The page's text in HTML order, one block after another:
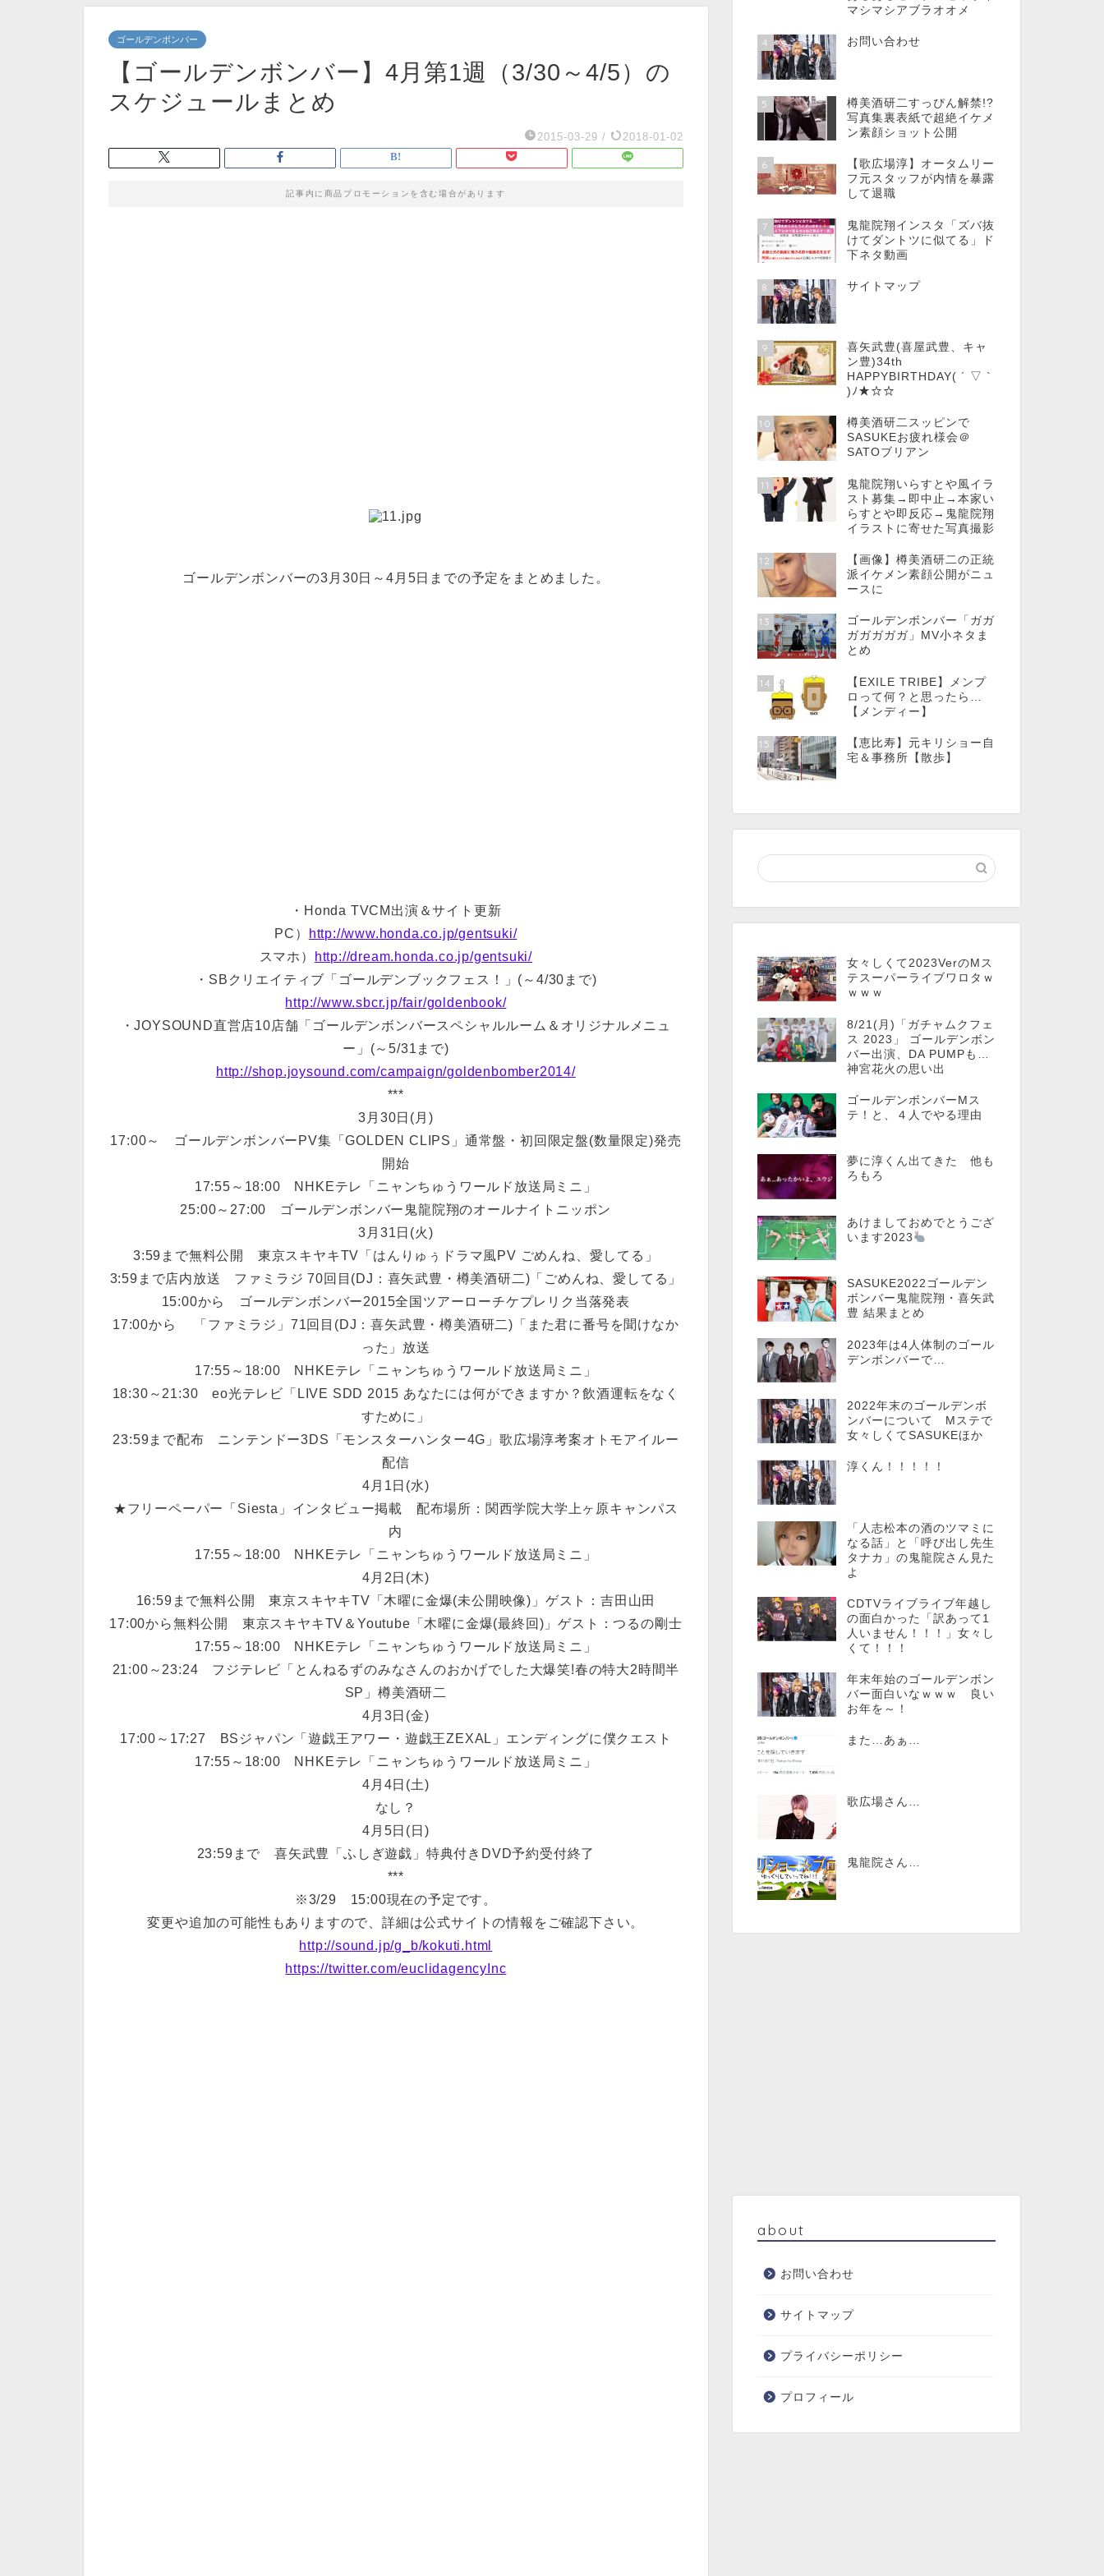
ゴールデンボンバー
【ゴールデンボンバー】4月第1週（3/30～4/5）の
スケジュールまとめ
2015-03-29 / 2018-01-02
記事内に商品プロモーションを含む場合があります
ゴールデンボンバーの3月30日～4月5日までの予定をまとめました。
・Honda TVCM出演＆サイト更新
PC）
http://www.honda.co.jp/gentsuki/
スマホ）
http://dream.honda.co.jp/gentsuki/
・SBクリエイティブ「ゴールデンブックフェス！」(～4/30まで)
http://www.sbcr.jp/fair/goldenbook/
・JOYSOUND直営店10店舗「ゴールデンボンバースペシャルルーム＆オリジナルメニュ
ー」(～5/31まで)
http://shop.joysound.com/campaign/goldenbomber2014/
***
3月30日(月)
17:00～ ゴールデンボンバーPV集「GOLDEN CLIPS」通常盤・初回限定盤(数量限定)発売
開始
17:55～18:00 NHKEテレ「ニャンちゅうワールド放送局ミニ」
25:00～27:00 ゴールデンボンバー鬼龍院翔のオールナイトニッポン
3月31日(火)
3:59まで無料公開 東京スキヤキTV「はんりゅぅドラマ風PV ごめんね、愛してる」
3:59まで店内放送 ファミラジ 70回目(DJ：喜矢武豊・樽美酒研二)「ごめんね、愛してる」
15:00から ゴールデンボンバー2015全国ツアーローチケプレリク当落発表
17:00から 「ファミラジ」71回目(DJ：喜矢武豊・樽美酒研二)「また君に番号を聞けなか
った」放送
17:55～18:00 NHKEテレ「ニャンちゅうワールド放送局ミニ」
18:30～21:30 eo光テレビ「LIVE SDD 2015 あなたには何ができますか？飲酒運転をなく
すために」
23:59まで配布 ニンテンドー3DS「モンスターハンター4G」歌広場淳考案オトモアイルー
配信
4月1日(水)
★フリーペーパー「Siesta」インタビュー掲載 配布場所：関西学院大学上ヶ原キャンパス
内
17:55～18:00 NHKEテレ「ニャンちゅうワールド放送局ミニ」
4月2日(木)
16:59まで無料公開 東京スキヤキTV「木曜に金爆(未公開映像)」ゲスト：吉田山田
17:00から無料公開 東京スキヤキTV＆Youtube「木曜に金爆(最終回)」ゲスト：つるの剛士
17:55～18:00 NHKEテレ「ニャンちゅうワールド放送局ミニ」
21:00～23:24 フジテレビ「とんねるずのみなさんのおかげでした大爆笑!春の特大2時間半
SP」樽美酒研二
4月3日(金)
17:00～17:27 BSジャパン「遊戯王アワー・遊戯王ZEXAL」エンディングに僕クエスト
17:55～18:00 NHKEテレ「ニャンちゅうワールド放送局ミニ」
4月4日(土)
なし？
4月5日(日)
23:59まで 喜矢武豊「ふしぎ遊戯」特典付きDVD予約受付終了
***
※3/29 15:00現在の予定です。
変更や追加の可能性もありますので、詳細は公式サイトの情報をご確認下さい。
http://sound.jp/g_b/kokuti.html
https://twitter.com/euclidagencyInc
マシマシアブラオオメ
4 お問い合わせ
5
樽美酒研二すっぴん解禁!?
写真集裏表紙で超絶イケメ
ン素顔ショット公開
6
【歌広場淳】オータムリー
フ元スタッフが内情を暴露
して退職
7
鬼龍院翔インスタ「ズバ抜
けてダントツに似てる」ド
下ネタ動画
8 サイトマップ
9
喜矢武豊(喜屋武豊、キャ
ン豊)34th
HAPPYBIRTHDAY( ´ ▽ `
)ﾉ★☆☆
10
樽美酒研二スッピンで
SASUKEお疲れ様会＠
SATOブリアン
11
鬼龍院翔いらすとや風イラ
スト募集→即中止→本家い
らすとや即反応→鬼龍院翔
イラストに寄せた写真撮影
12
【画像】樽美酒研二の正統
派イケメン素顔公開がニュ
ースに
13
ゴールデンボンバー「ガガ
ガガガガガ」MV小ネタま
とめ
14
【EXILE TRIBE】メンプ
ロって何？と思ったら…
【メンディー】
15
【恵比寿】元キリショー自
宅＆事務所【散歩】
女々しくて2023VerのMス
テスーパーライブワロタｗ
ｗｗｗ
8/21(月)「ガチャムクフェ
ス 2023」 ゴールデンボン
バー出演、DA PUMPも…
神宮花火の思い出
ゴールデンボンバーMス
テ！と、４人でやる理由
夢に淳くん出てきた 他も
ろもろ
あけましておめでとうござ
います2023
SASUKE2022ゴールデン
ボンバー鬼龍院翔・喜矢武
豊 結果まとめ
2023年は4人体制のゴール
デンボンバーで…
2022年末のゴールデンボ
ンバーについて Mステで
女々しくてSASUKEほか
淳くん！！！！！
「人志松本の酒のツマミに
なる話」と「呼び出し先生
タナカ」の鬼龍院さん見た
よ
CDTVライブライブ年越し
の面白かった「訳あって1
人いません！！！」女々し
くて！！！
年末年始のゴールデンボン
バー面白いなｗｗｗ 良い
お年を～！
また…あぁ…
歌広場さん…
鬼龍院さん…
about
お問い合わせ
サイトマップ
プライバシーポリシー
プロフィール